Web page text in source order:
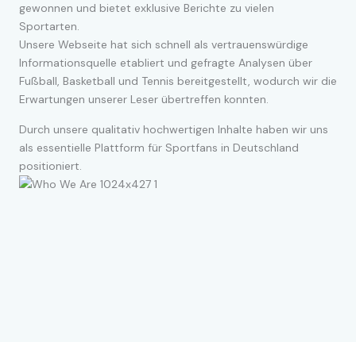
gewonnen und bietet exklusive Berichte zu vielen
Sportarten.
Unsere Webseite hat sich schnell als vertrauenswürdige
Informationsquelle etabliert und gefragte Analysen über
Fußball, Basketball und Tennis bereitgestellt, wodurch wir die
Erwartungen unserer Leser übertreffen konnten.
Durch unsere qualitativ hochwertigen Inhalte haben wir uns
als essentielle Plattform für Sportfans in Deutschland
positioniert.